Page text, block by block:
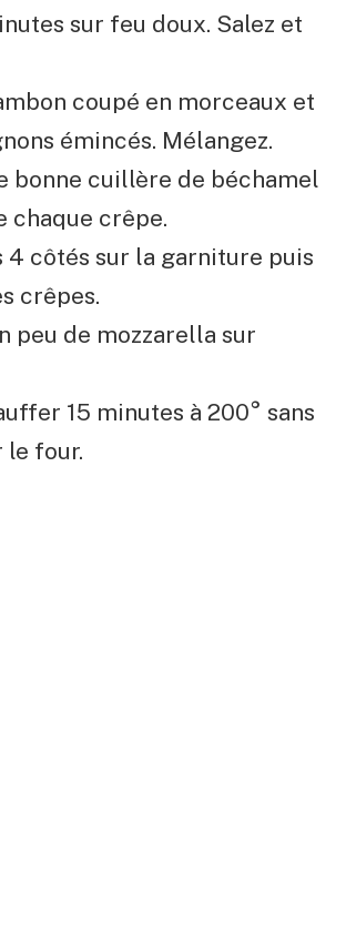
sur feu doux. Salez et
coupé en morceaux et
émincés. Mélangez.
bonne cuillère de béchamel
chaque crêpe.
4 côtés sur la garniture puis
crêpes.
peu de mozzarella sur
15 minutes à 200° sans
four.